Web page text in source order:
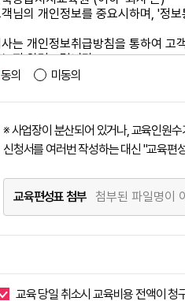
동의 미동의
※ 사업장이 분산되어 있거나, 교육인원
신청서를 여러번 작성하는 대신 "교육편
교육편성표 첨부
교육 당일 취소시 교육비용 전액이 청